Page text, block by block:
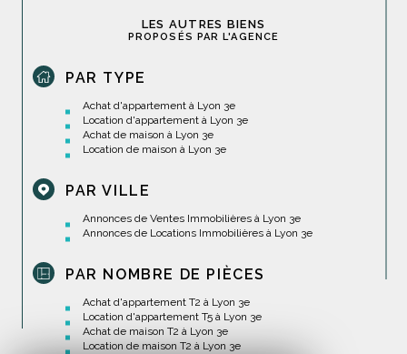
LES AUTRES BIENS
PROPOSÉS PAR L'AGENCE
PAR TYPE
Achat d'appartement à Lyon 3e
Location d'appartement à Lyon 3e
Achat de maison à Lyon 3e
Location de maison à Lyon 3e
PAR VILLE
Annonces de Ventes Immobilières à Lyon 3e
Annonces de Locations Immobilières à Lyon 3e
PAR NOMBRE DE PIÈCES
Achat d'appartement T2 à Lyon 3e
Location d'appartement T5 à Lyon 3e
Achat de maison T2 à Lyon 3e
Location de maison T2 à Lyon 3e